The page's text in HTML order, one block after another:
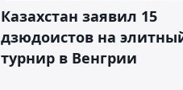
Казахстан заявил 15
дзюдоистов на
турнир в Венгрии